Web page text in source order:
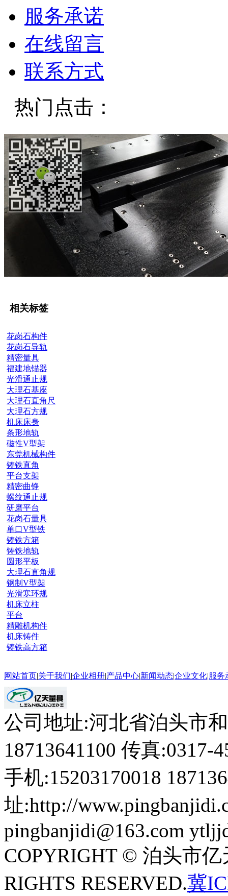
服务承诺
在线留言
联系方式
热门点击：
相关标签
花岗石构件
花岗石导轨
精密量具
福建地锚器
光滑通止规
大理石基座
大理石直角尺
大理石方规
机床床身
条形地轨
磁性V型架
东莞机械构件
铸铁直角
平台支架
精密曲铮
螺纹通止规
研磨平台
花岗石量具
单口V型铁
铸铁方箱
铸铁地轨
圆形平板
大理石直角规
钢制V型架
光滑寒环规
机床立柱
平台
精雕机构件
机床铸件
铸铁高方箱
网站首页|关于我们|企业相册|产品中心|新闻动态|企业文化|服务
公司地址:河北省泊头市
18713641100 传真:0317-
手机:15203170018
址:http://
pingbanjidi@163.com
COPYRIGHT © 泊头市
RIGHTS RESERVED.冀